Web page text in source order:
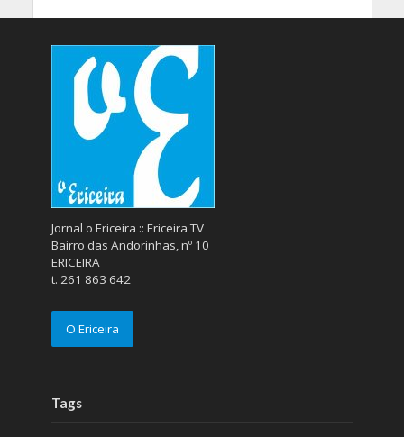
Jornal o Ericeira :: Ericeira TV
Bairro das Andorinhas, nº 10
ERICEIRA
t. 261 863 642
O Ericeira
Tags